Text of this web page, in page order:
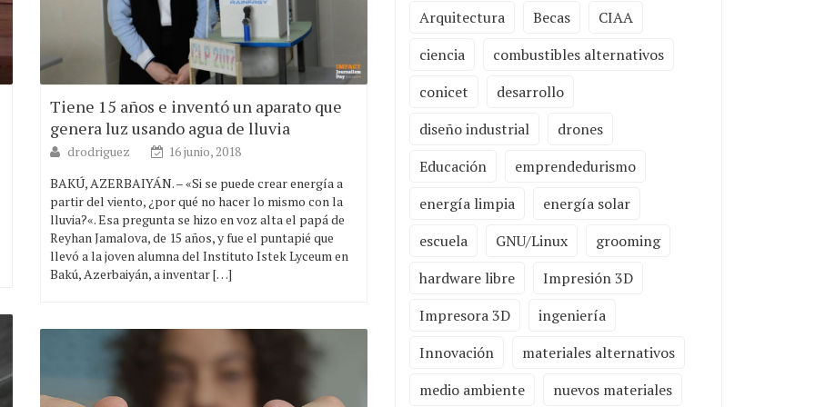
Tiene 15 años e inventó un aparato que
genera luz usando agua de lluvia
drodriguez
16 junio, 2018
BAKÚ, AZERBAIYÁN. – «Si se puede crear energía a
partir del viento, ¿por qué no hacer lo mismo con la
lluvia?«. Esa pregunta se hizo en voz alta el papá de
Reyhan Jamalova, de 15 años, y fue el puntapié que
llevó a la joven alumna del Instituto Istek Lyceum en
Bakú, Azerbaiyán, a inventar […]
Arquitectura Becas
CIAA
ciencia
combustibles alternativos
conicet
desarrollo
diseño industrial
drones
Educación
emprendedurismo
energía limpia
energía solar
escuela
GNU/Linux
grooming
hardware libre
Impresión 3D
Impresora 3D
ingeniería
Innovación
materiales alternativos
medio ambiente
nuevos materiales